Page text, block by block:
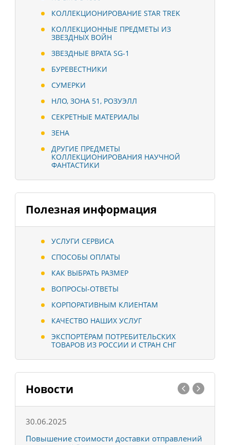
КОЛЛЕКЦИОНИРОВАНИЕ STAR TREK
КОЛЛЕКЦИОННЫЕ ПРЕДМЕТЫ ИЗ
ЗВЕЗДНЫХ ВОЙН
ЗВЕЗДНЫЕ ВРАТА SG-1
БУРЕВЕСТНИКИ
СУМЕРКИ
НЛО, ЗОНА 51, РОЗУЭЛЛ
СЕКРЕТНЫЕ МАТЕРИАЛЫ
ЗЕНА
ДРУГИЕ ПРЕДМЕТЫ
КОЛЛЕКЦИОНИРОВАНИЯ НАУЧНОЙ
ФАНТАСТИКИ
Полезная информация
УСЛУГИ СЕРВИСА
СПОСОБЫ ОПЛАТЫ
КАК ВЫБРАТЬ РАЗМЕР
ВОПРОСЫ-ОТВЕТЫ
КОРПОРАТИВНЫМ КЛИЕНТАМ
КАЧЕСТВО НАШИХ УСЛУГ
ЭКСПОРТЁРАМ ПОТРЕБИТЕЛЬСКИХ
ТОВАРОВ ИЗ РОССИИ И СТРАН СНГ
Новости
30.06.2025
Повышение стоимости доставки отправлений